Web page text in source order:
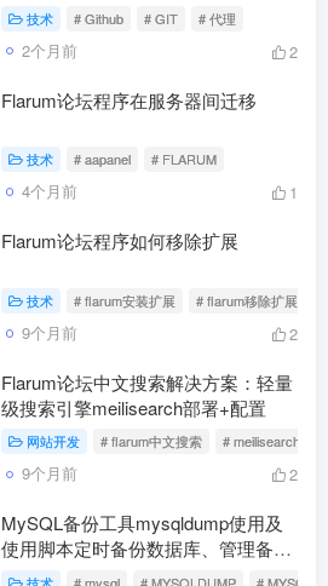
技术 # Github # GIT # 代理
2个月前 2
Flarum论坛程序在服务器间迁移
技术 # aapanel # FLARUM
4个月前 1
Flarum论坛程序如何移除扩展
技术 # flarum安装扩展 # flarum移除扩展
9个月前 2
Flarum论坛中文搜索解决方案：轻量
级搜索引擎meilisearch部署+配置
网站开发 # flarum中文搜索 # meilisearch部署
9个月前 2
MySQL备份工具mysqldump使用及
使用脚本定时备份数据库、管理备份
文件